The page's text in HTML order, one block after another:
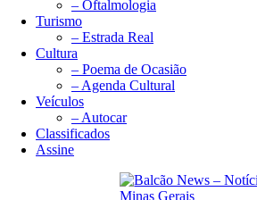
– Oftalmologia
Turismo
– Estrada Real
Cultura
– Poema de Ocasião
– Agenda Cultural
Veículos
– Autocar
Classificados
Assine